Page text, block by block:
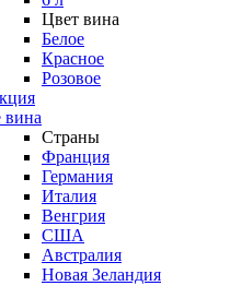
Цвет вина
Белое
Красное
Розовое
вина
Страны
Франция
Германия
Италия
Венгрия
США
Австралия
Новая Зеландия